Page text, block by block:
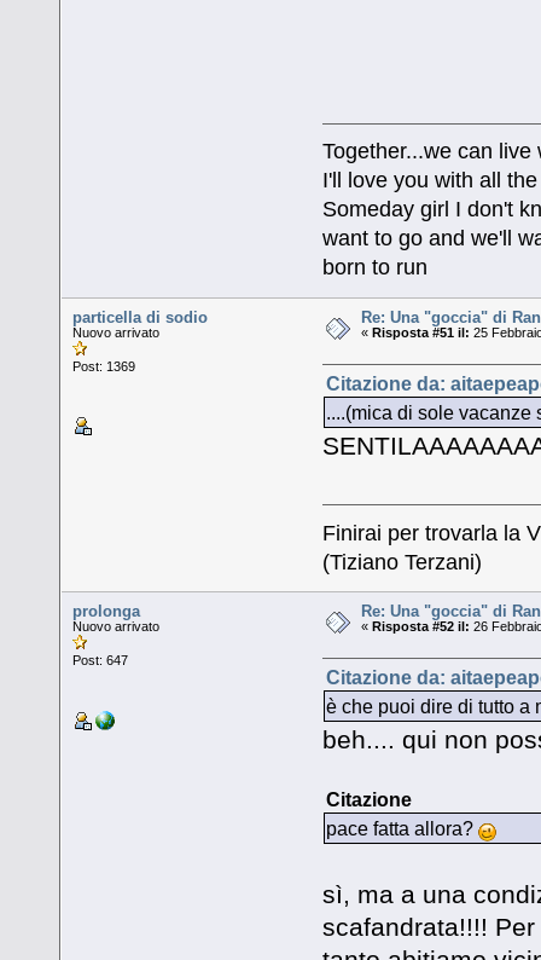
Together...we can live
I'll love you with all
Someday girl I don't
want to go and we'll
born to run
particella di sodio
Nuovo arrivato
Post: 1369
Re: Una "goccia" di
«Risposta #51 il: 25
Citazione da:
....(mica di sole vacanze
Finirai per trovarla la
(Tiziano Terzani)
prolonga
Nuovo arrivato
Post: 647
Re: Una "goccia" di
«Risposta #52 il: 26
Citazione da:
è che puoi dire di tutto a
beh.... qui non
Citazione
pace fatta allora?
sì, ma a una
scafandrata!!!!